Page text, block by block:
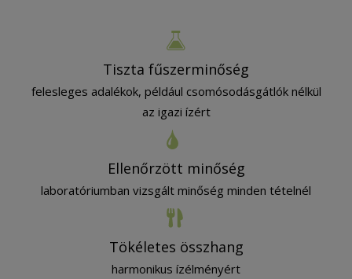
Tiszta fűszerminőség
felesleges adalékok, például csomósodásgátlók nélkül
az igazi ízért
Ellenőrzött minőség
laboratóriumban vizsgált minőség minden tételnél
Tökéletes összhang
harmonikus ízélményért